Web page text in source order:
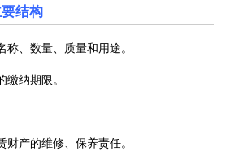
结构
、数量、质量和用途。
纳期限。
产的维修、保养责任。